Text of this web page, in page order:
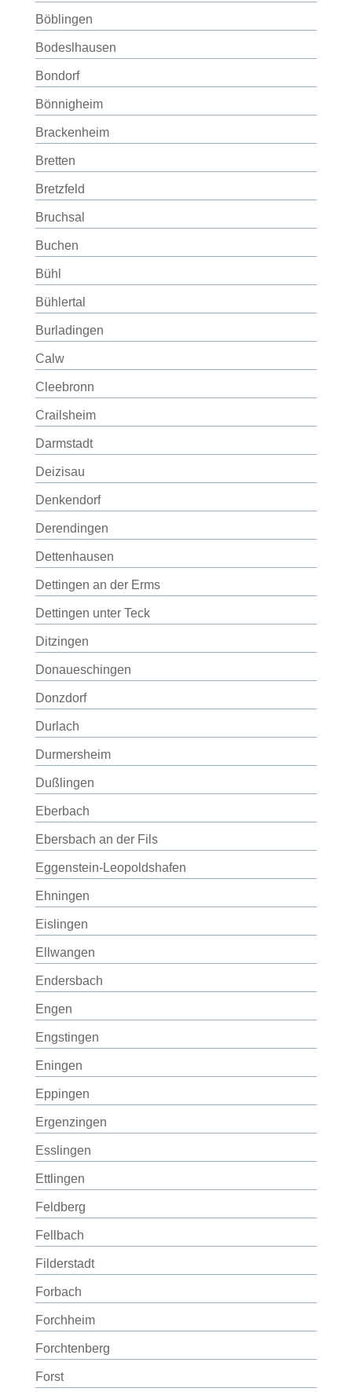
Böblingen
Bodeslhausen
Bondorf
Bönnigheim
Brackenheim
Bretten
Bretzfeld
Bruchsal
Buchen
Bühl
Bühlertal
Burladingen
Calw
Cleebronn
Crailsheim
Darmstadt
Deizisau
Denkendorf
Derendingen
Dettenhausen
Dettingen an der Erms
Dettingen unter Teck
Ditzingen
Donaueschingen
Donzdorf
Durlach
Durmersheim
Dußlingen
Eberbach
Ebersbach an der Fils
Eggenstein-Leopoldshafen
Ehningen
Eislingen
Ellwangen
Endersbach
Engen
Engstingen
Eningen
Eppingen
Ergenzingen
Esslingen
Ettlingen
Feldberg
Fellbach
Filderstadt
Forbach
Forchheim
Forchtenberg
Forst